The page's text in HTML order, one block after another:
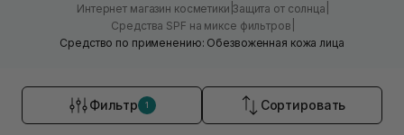
Интернет магазин косметики Защита от солнца
Средства SPF на миксе фильтров
Средство по применению: Обезвоженная кожа лица
Фильтр 1 Сортировать